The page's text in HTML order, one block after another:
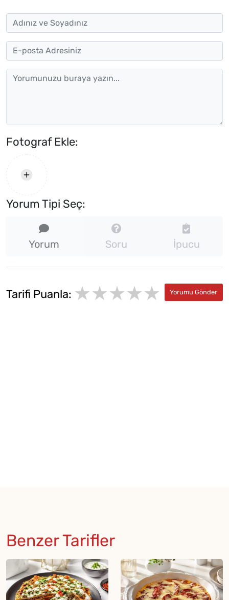
Fotograf Ekle:
Yorum Tipi Seç:
Yorum Soru İpucu
Tarifi Puanla: ★★★★★
★
★
Benzer Tarifler